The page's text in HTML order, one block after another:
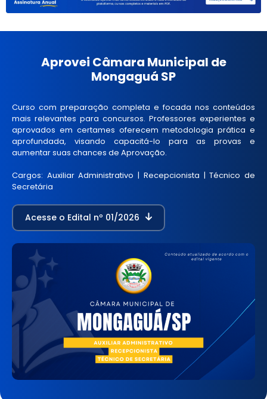
Aprovei Câmara Municipal de
Mongaguá SP
Curso com preparação completa e focada nos conteúdos
mais relevantes para concursos. Professores experientes e
aprovados em certames oferecem metodologia prática e
aprofundada, visando capacitá-lo para as provas e
aumentar suas chances de Aprovação.
Cargos: Auxiliar Administrativo | Recepcionista | Técnico de
Secretária
Acesse o Edital nº 01/2026